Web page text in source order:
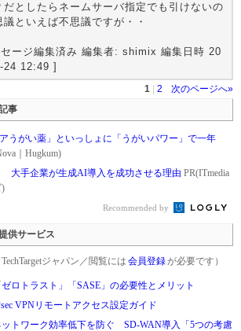
だとしたらネームサーバ指定でも引けないの
議といえば不思議ですが・・
ージ編集済み 編集者: shimix 編集日時 20
24 12:49 ]
1 2
次のページへ»
事
うがい薬」といっしょに「うがいパワー」で一年
｜Hugkum)
大手企業が生成AI導入を成功させる理由 PR(ITmedia
)
Recommended by
供サービス
TechTargetジャパン／閲覧には 会員登録が必要です）
ロトラスト」「SASE」の必要性とメリット
VPNリモートアクセス設定ガイド
トワーク効率低下を防ぐ SD-WAN導入「5つの考慮